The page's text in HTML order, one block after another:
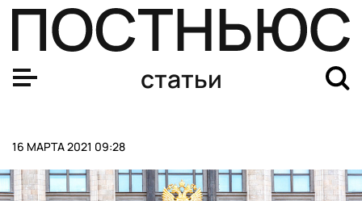
статьи
16 МАРТА 2021 09:28
Госдума вводит лишение свободы за оскорбление